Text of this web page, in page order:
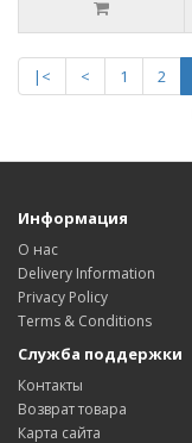
|< < 1 2
Информация
О нас
Delivery Information
Privacy Policy
Terms & Conditions
Служба поддержки
Контакты
Возврат товара
Карта сайта